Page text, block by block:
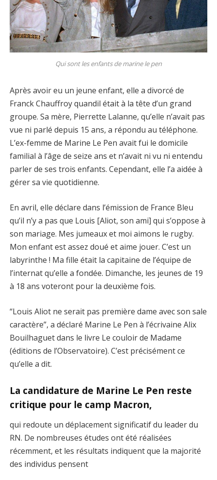
Qui sont les enfants de marine le pen
Après avoir eu un jeune enfant, elle a divorcé de
Franck Chauffroy quandil était à la tête d’un grand
groupe. Sa mère, Pierrette Lalanne, qu’elle n’avait pas
vue ni parlé depuis 15 ans, a répondu au téléphone.
L’ex-femme de Marine Le Pen avait fui le domicile
familial à l’âge de seize ans et n’avait ni vu ni entendu
parler de ses trois enfants. Cependant, elle l’a aidée à
gérer sa vie quotidienne.
En avril, elle déclare dans l’émission de France Bleu
qu’il n’y a pas que Louis [Aliot, son ami] qui s’oppose à
son mariage. Mes jumeaux et moi aimons le rugby.
Mon enfant est assez doué et aime jouer. C’est un
labyrinthe ! Ma fille était la capitaine de l’équipe de
l’internat qu’elle a fondée. Dimanche, les jeunes de 19
à 18 ans voteront pour la deuxième fois.
“Louis Aliot ne serait pas première dame avec son sale
caractère”, a déclaré Marine Le Pen à l’écrivaine Alix
Bouilhaguet dans le livre Le couloir de Madame
(éditions de l’Observatoire). C’est précisément ce
qu’elle a dit.
La candidature de Marine Le Pen reste
critique pour le camp Macron,
qui redoute un déplacement significatif du leader du
RN. De nombreuses études ont été réalisées
récemment, et les résultats indiquent que la majorité
des individus pensent